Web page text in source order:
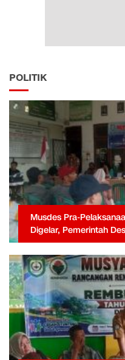
POLITIK
Musdes Pra-
Digelar, Pemerintah